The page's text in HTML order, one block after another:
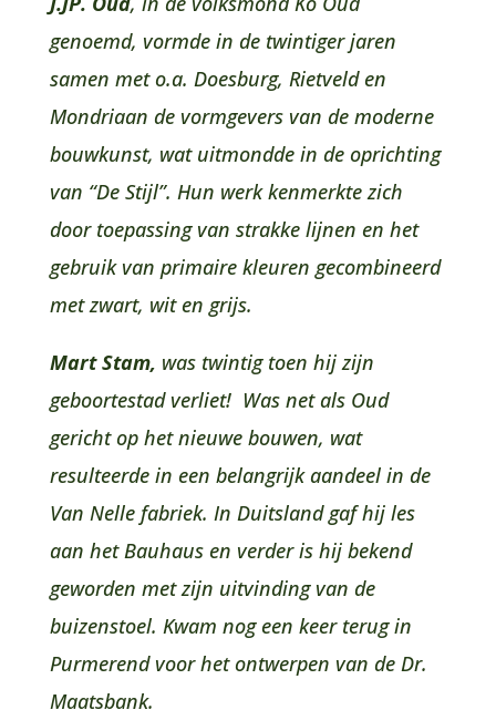
genoemd, vormde in de twintiger jaren
samen met o.a. Doesburg, Rietveld en
Mondriaan de vormgevers van de moderne
bouwkunst, wat uitmondde in de oprichting
van “De Stijl”. Hun werk kenmerkte zich
door toepassing van strakke lijnen en het
gebruik van primaire kleuren gecombineerd
met zwart, wit en grijs.
Mart Stam, was twintig toen hij zijn
geboortestad verliet! Was net als Oud
gericht op het nieuwe bouwen, wat
resulteerde in een belangrijk aandeel in de
Van Nelle fabriek. In Duitsland gaf hij les
aan het Bauhaus en verder is hij bekend
geworden met zijn uitvinding van de
buizenstoel. Kwam nog een keer terug in
Purmerend voor het ontwerpen van de Dr.
Maatsbank.